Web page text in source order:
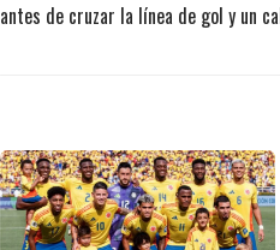
antes de cruzar la línea de gol y un